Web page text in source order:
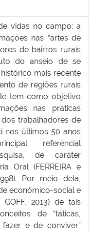
vidas no campo: a
nas “artes de
de bairros rurais
do anseio de se
mais recente
de regiões rurais
tem como objetivo
nas práticas
trabalhadores de
nos últimos 50 anos
referencial
de caráter
Oral (FERREIRA e
Por meio dela,
econômico-social e
2013) de tais
de “táticas,
e de conviver”